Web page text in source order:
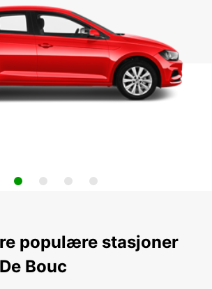
populære stasjoner
Bouc